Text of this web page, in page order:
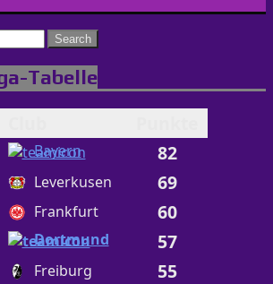
Tabelle
Bayern 82
Leverkusen 69
Frankfurt 60
Dortmund 57
Freiburg 55